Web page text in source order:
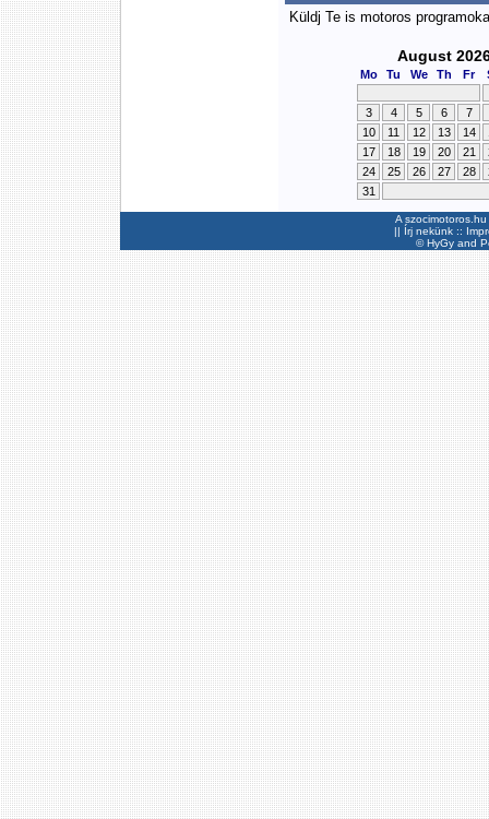
Küldj Te is motoros
August
Mo Tu We Th Fr
3 4 5 6
7
10
11 12 13 14
17
18 19 20 21
24
25 26 27 28
31
A
|| Írj nekünk ::
©HyGyand